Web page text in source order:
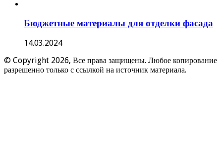
Бюджетные материалы для отделки фасада
14.03.2024
© Copyright 2026, Все права защищены. Любое копирование
разрешенно только с ссылкой на источник материала.